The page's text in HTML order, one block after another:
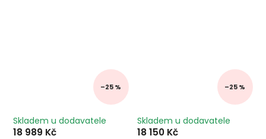
–25 %
Skladem u dodavatele
18 989 Kč
–25 %
Skladem u dodavatele
18 150 Kč